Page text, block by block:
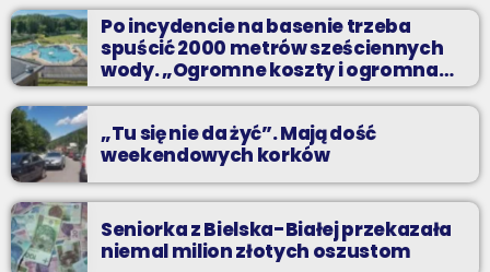
Z Kina Wzięte to audycja w której film występuje roli głównej.
Po incydencie na basenie trzeba
spuścić 2000 metrów sześciennych
wody. „Ogromne koszty i ogromna
praca”
„Tu się nie da żyć”. Mają dość
weekendowych korków
Seniorka z Bielska-Białej przekazała
niemal milion złotych oszustom